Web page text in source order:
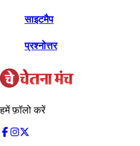
साइटमैप
प्रश्नोत्तर
हमें फ़ॉलो करें